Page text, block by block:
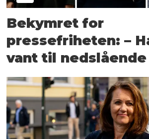
Bekymret for
pressefriheten: –
vant til